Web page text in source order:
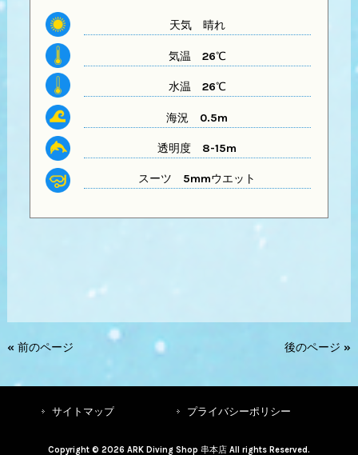
天気晴れ
気温 26℃
水温 26℃
海況 0.5m
透明度 8-15m
スーツ 5mmウエット
« 前のページ 後のページ »
サイトマップ プライバシーポリシー
Copyright © 2026 ARK Diving Shop 串本店 All rights Reserved.